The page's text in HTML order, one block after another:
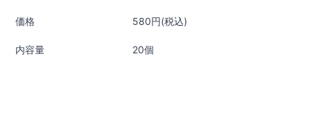
価格 580円(税込)
内容量 20個